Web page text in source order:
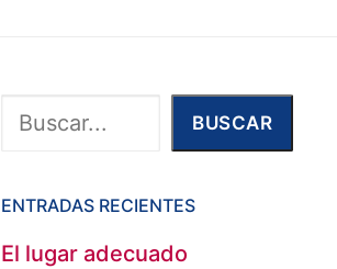
Buscar BUSCAR
ENTRADAS RECIENTES
El lugar adecuado